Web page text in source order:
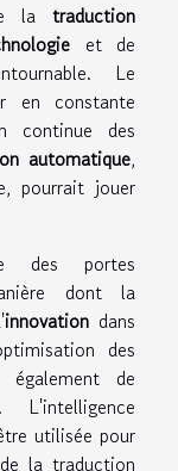
la traduction
et de
Le
en constante
continue des
automatique,
pourrait jouer
des portes
dont la
innovationdans
des
également de
utilisée pour
la traduction